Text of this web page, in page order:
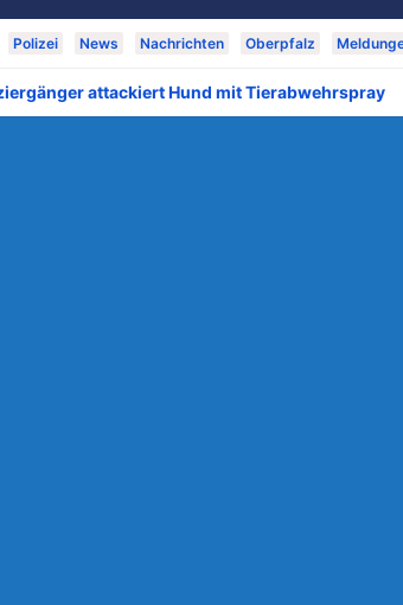
Polizei News Nachrichten Oberpfalz
attackiert Hund mit Tierabwehrspray